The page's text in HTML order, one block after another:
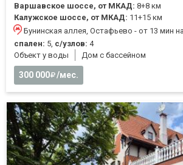
Варшавское шоссе, от МКАД: 8+8 км
Калужское шоссе, от МКАД: 11+15 км
Бунинская аллея, Остафьево - от 13 мин
спален: 5, с/узлов: 4
Объект у воды
Дом с бассейном
300 000 /мес.